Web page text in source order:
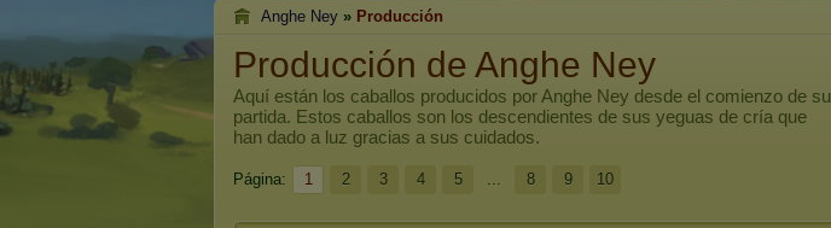
Anghe Ney » Producción
Producción de Anghe Ney
Aquí están los caballos producidos porAnghe Ney desde el comienzo de su
partida. Estos caballos son los descendientes de sus yeguas de cría que
han dado a luz gracias a sus cuidados.
Página: 1 2 3 4 5 ... 8 9 10